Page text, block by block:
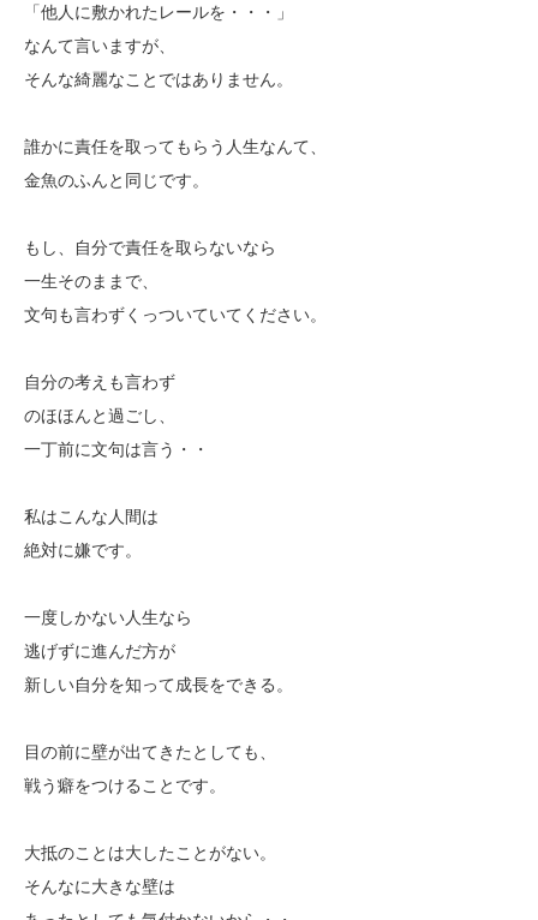
「他人に敷かれたレールを・・・」
なんて言いますが、
そんな綺麗なことではありません。
誰かに責任を取ってもらう人生なんて、
金魚のふんと同じです。
もし、自分で責任を取らないなら
一生そのままで、
文句も言わずくっついていてください。
自分の考えも言わず
のほほんと過ごし、
一丁前に文句は言う・・
私はこんな人間は
絶対に嫌です。
一度しかない人生なら
逃げずに進んだ方が
新しい自分を知って成長をできる。
目の前に壁が出てきたとしても、
戦う癖をつけることです。
大抵のことは大したことがない。
そんなに大きな壁は